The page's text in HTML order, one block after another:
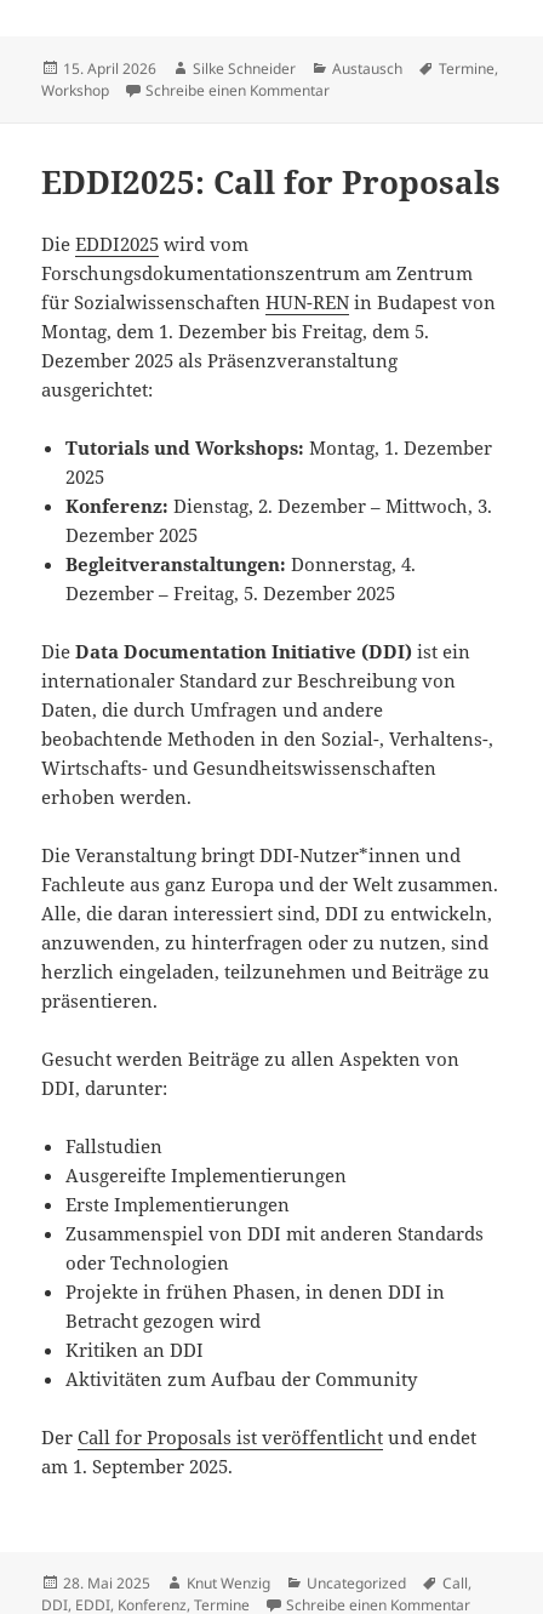
Veröffentlicht
am
15. April 2026 Autor
Silke Schneider Kategorien
Austausch Schlagwörter
Termine,
Workshop
Schreibe einen Kommentarzu Einladung zum
EDDI2025: Call for Proposals
DieEDDI2025 wird vom
Forschungsdokumentationszentrum am Zentrum
für SozialwissenschaftenHUN-REN in Budapest von
Montag, dem 1. Dezember bis Freitag, dem 5.
Dezember 2025 als Präsenzveranstaltung
ausgerichtet:
Tutorials und Workshops: Montag, 1. Dezember
2025
Konferenz: Dienstag, 2. Dezember – Mittwoch, 3.
Dezember 2025
Begleitveranstaltungen: Donnerstag, 4.
Dezember – Freitag, 5. Dezember 2025
DieData Documentation Initiative (DDI) ist ein
internationaler Standard zur Beschreibung von
Daten, die durch Umfragen und andere
beobachtende Methoden in den Sozial-, Verhaltens-,
Wirtschafts- und Gesundheitswissenschaften
erhoben werden.
Die Veranstaltung bringt DDI-Nutzer*innen und
Fachleute aus ganz Europa und der Welt zusammen.
Alle, die daran interessiert sind, DDI zu entwickeln,
anzuwenden, zu hinterfragen oder zu nutzen, sind
herzlich eingeladen, teilzunehmen und Beiträge zu
präsentieren.
Gesucht werden Beiträge zu allen Aspekten von
DDI, darunter:
Fallstudien
Ausgereifte Implementierungen
Erste Implementierungen
Zusammenspiel von DDI mit anderen Standards
oder Technologien
Projekte in frühen Phasen, in denen DDI in
Betracht gezogen wird
Kritiken an DDI
Aktivitäten zum Aufbau der Community
DerCall for Proposals ist veröffentlicht und endet
am 1. September 2025.
Veröffentlicht
am
28. Mai 2025 Autor
Knut Wenzig Kategorien
Uncategorized Schlagwörter
Call,
DDI, EDDI, Konferenz,Termine Schreibe einen Kommentarzu